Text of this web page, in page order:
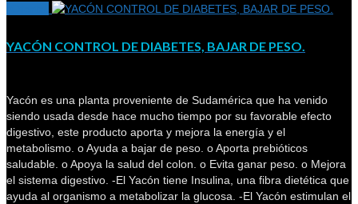
YACÓN CONTROL DE DIABETES, BAJAR DE PESO.
Yacón es una planta proveniente de Sudamérica que ha venido
siendo usada desde hace mucho tiempo por su favorable efecto
digestivo, este producto aporta y mejora la energía y el
metabolismo. o Ayuda a bajar de peso. o Aporta prebióticos
saludable. o Apoya la salud del colon. o Evita ganar peso. o Mejora
el sistema digestivo. -El Yacón tiene Insulina, una fibra dietética que
ayuda al organismo a metabolizar la glucosa. -El Yacón estimulan el